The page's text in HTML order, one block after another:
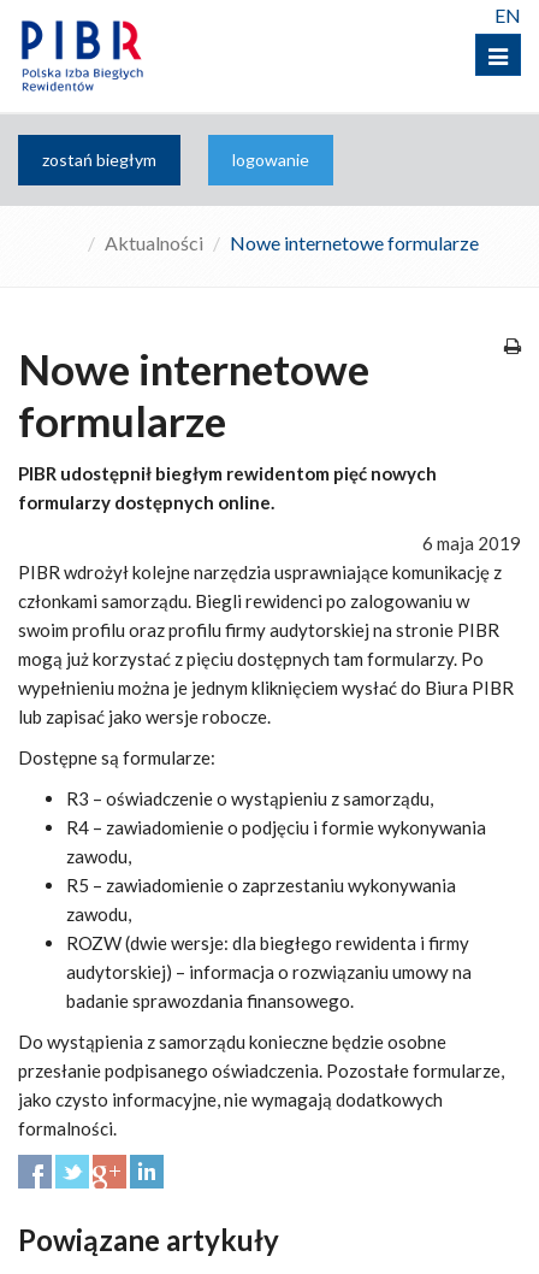
Menu
EN
zostań biegłym logowanie
Aktualności Nowe internetowe formularze
Nowe internetowe
formularze
PIBR udostępnił biegłym rewidentom pięć nowych
formularzy dostępnych online.
6 maja 2019
PIBR wdrożył kolejne narzędzia usprawniające komunikację z
członkami samorządu. Biegli rewidenci po zalogowaniu w
swoim profilu oraz profilu firmy audytorskiej na stronie PIBR
mogą już korzystać z pięciu dostępnych tam formularzy. Po
wypełnieniu można je jednym kliknięciem wysłać do Biura PIBR
lub zapisać jako wersje robocze.
Dostępne są formularze:
R3 – oświadczenie o wystąpieniu z samorządu,
R4 – zawiadomienie o podjęciu i formie wykonywania
zawodu,
R5 – zawiadomienie o zaprzestaniu wykonywania
zawodu,
ROZW (dwie wersje: dla biegłego rewidenta i firmy
audytorskiej) – informacja o rozwiązaniu umowy na
badanie sprawozdania finansowego.
Do wystąpienia z samorządu konieczne będzie osobne
przesłanie podpisanego oświadczenia. Pozostałe formularze,
jako czysto informacyjne, nie wymagają dodatkowych
formalności.
Powiązane artykuły